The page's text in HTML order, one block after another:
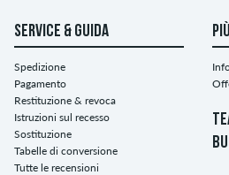
SERVICE & GUIDA
Spedizione
Pagamento
Restituzione & revoca
Istruzioni sul recesso
Sostituzione
Tabelle di conversione
Tutte le recensioni